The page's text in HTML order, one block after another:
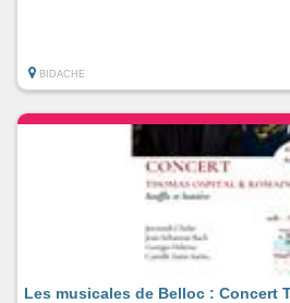
BIDACHE
Les musicales de Belloc : Concert